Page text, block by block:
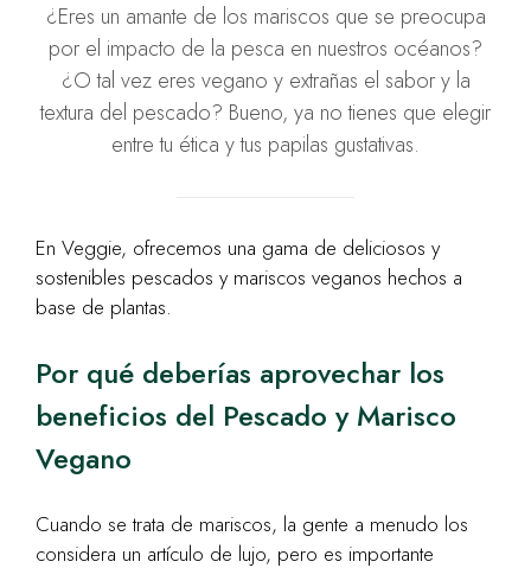
¿Eres un amante de los mariscos que se preocupa
por el impacto de la pesca en nuestros océanos?
¿O tal vez eres vegano y extrañas el sabor y la
textura del pescado? Bueno, ya no tienes que elegir
entre tu ética y tus papilas gustativas.
En Veggie, ofrecemos una gama de deliciosos y
sostenibles pescados y mariscos veganos hechos a
base de plantas.
Por qué deberías aprovechar los
beneficios del Pescado y Marisco
Vegano
Cuando se trata de mariscos, la gente a menudo los
considera un artículo de lujo, pero es importante